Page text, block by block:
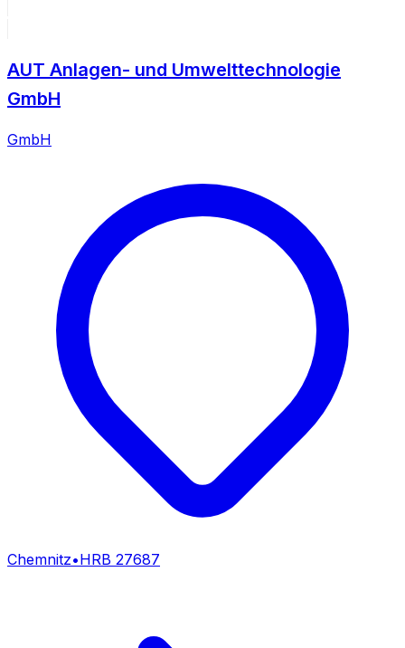
AUT Anlagen- und Umwelttechnologie
GmbH
GmbH
Chemnitz•HRB 27687